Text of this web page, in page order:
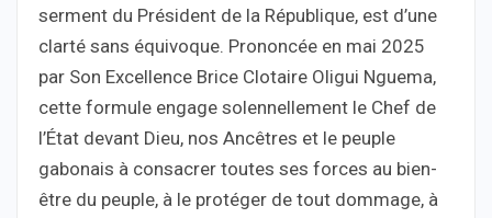
serment du Président de la République, est d’une
clarté sans équivoque. Prononcée en mai 2025
par Son Excellence Brice Clotaire Oligui Nguema,
cette formule engage solennellement le Chef de
l’État devant Dieu, nos Ancêtres et le peuple
gabonais à consacrer toutes ses forces au bien-
être du peuple, à le protéger de tout dommage, à